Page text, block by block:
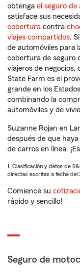
obtenga el seguro de
satisface sus
cobertura contra
viajes compartidos.
de automóviles para
cobertura de seguro
viajeros de negocios,
State Farm es el
grande en los
combinando la
automóviles y de
Suzanne Rojan en
después de que
de carros en línea.
1. Clasificación y datos de
directas escritas a fecha del
Comience su
rápido y sencillo!
Seguro de